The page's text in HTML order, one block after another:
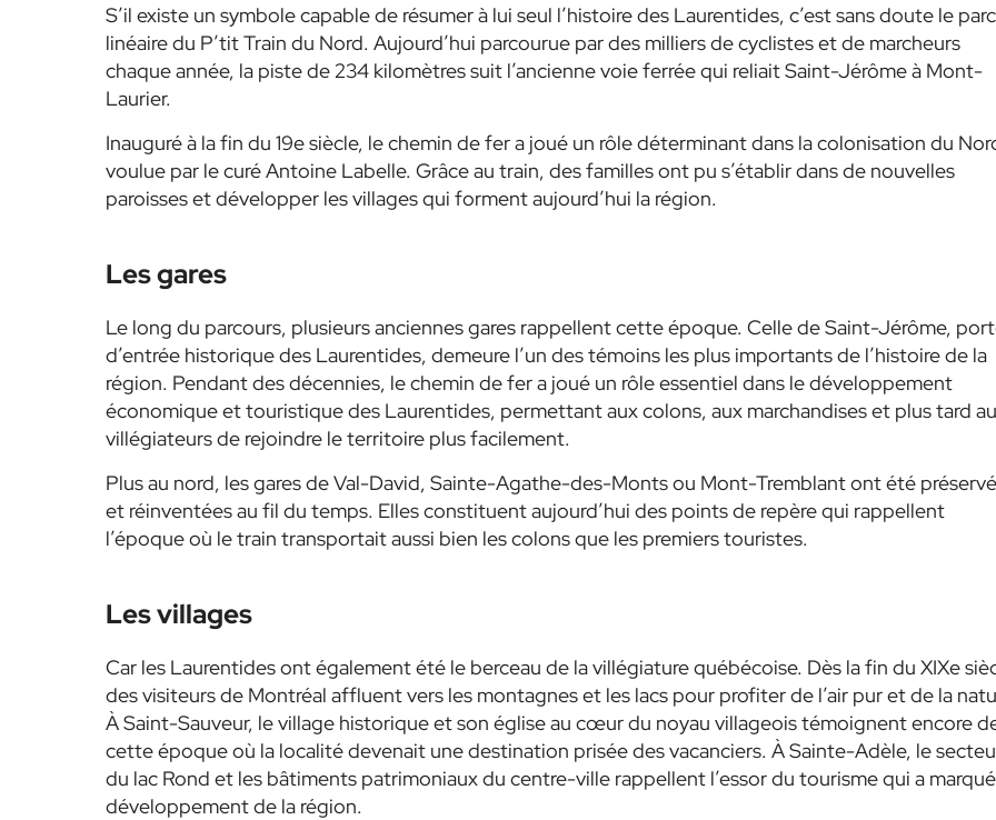
S’il existe un symbole capable de résumer à lui seul l’histoire des Laurentides, c’est sans doute le parc
linéaire du P’tit Train du Nord. Aujourd’hui parcourue par des milliers de cyclistes et de marcheurs
chaque année, la piste de 234 kilomètres suit l’ancienne voie ferrée qui reliait Saint-Jérôme à Mont-
Laurier.
Inauguré à la fin du 19e siècle, le chemin de fer a joué un rôle déterminant dans la colonisation du
voulue par le curé Antoine Labelle. Grâce au train, des familles ont pu s’établir dans de nouvelles
paroisses et développer les villages qui forment aujourd’hui la région.
Les gares
Le long du parcours, plusieurs anciennes gares rappellent cette époque. Celle de Saint-Jérôme,
d’entrée historique des Laurentides, demeure l’un des témoins les plus importants de l’histoire de la
région. Pendant des décennies, le chemin de fer a joué un rôle essentiel dans le développement
économique et touristique des Laurentides, permettant aux colons, aux marchandises et plus tard
villégiateurs de rejoindre le territoire plus facilement.
Plus au nord, les gares de Val-David, Sainte-Agathe-des-Monts ou Mont-Tremblant ont été
et réinventées au fil du temps. Elles constituent aujourd’hui des points de repère qui rappellent
l’époque où le train transportait aussi bien les colons que les premiers touristes.
Les villages
Car les Laurentides ont également été le berceau de la villégiature québécoise. Dès la fin du XIXe
des visiteurs de Montréal affluent vers les montagnes et les lacs pour profiter de l’air pur et de la
À Saint-Sauveur, le village historique et son église au cœur du noyau villageois témoignent encore
cette époque où la localité devenait une destination prisée des vacanciers. À Sainte-Adèle, le
du lac Rond et les bâtiments patrimoniaux du centre-ville rappellent l’essor du tourisme qui a
développement de la région.